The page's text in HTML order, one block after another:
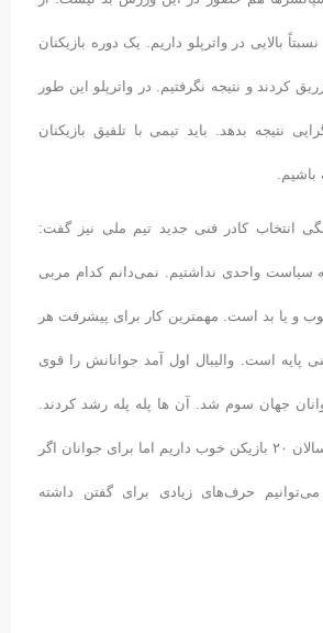
بالایی در واترپلو داریم. یک دوره بازیکنان
کردند و نتیجه نگرفتیم. در واترپلو این طور
نتیجه بدهد. باید تیمی با تلفیق بازیکنان
باشیم.
انتخاب کادر فنی جدید تیم ملی نیز گفت:
واحدی نداشتیم. نمی‌دانم کدام مربی
و یا بد است. مهمترین کار برای پیشرفت هر
پایه است. والیبال اول آمد جوانانش را قوی
جهان سوم شد. آن ها پله پله رشد کردند.
ما برای تیم ملی بزرگسالان ۲۰ بازیکن خوب داریم اما برای جوانان اگر
حرف‌های زیادی برای گفتن داشته